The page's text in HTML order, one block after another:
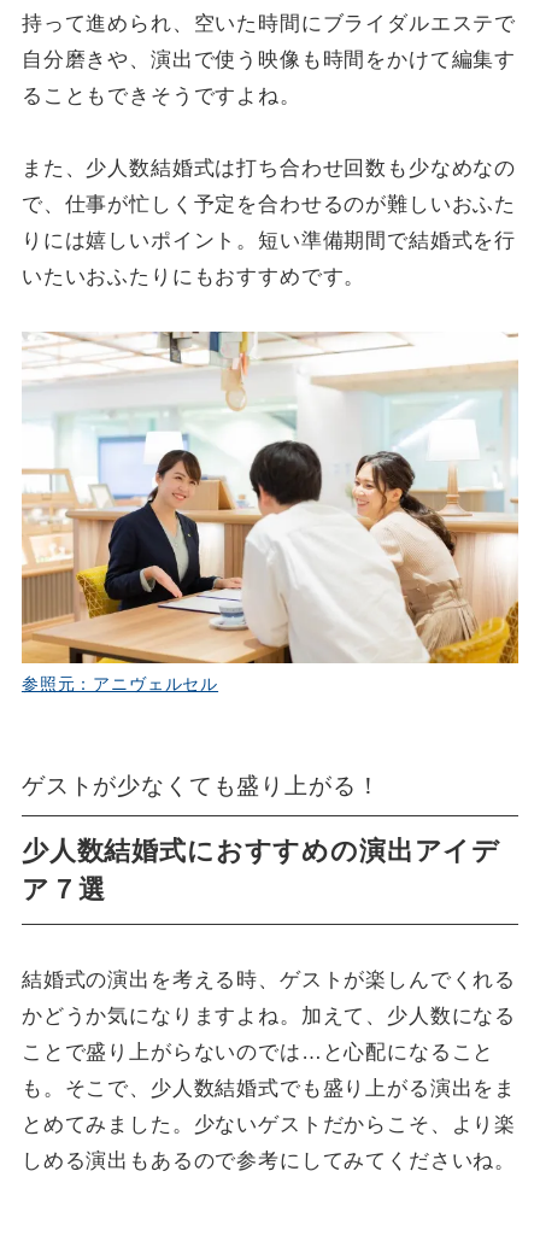
持って進められ、空いた時間にブライダルエステで
自分磨きや、演出で使う映像も時間をかけて編集す
ることもできそうですよね。
また、少人数結婚式は打ち合わせ回数も少なめなの
で、仕事が忙しく予定を合わせるのが難しいおふた
りには嬉しいポイント。短い準備期間で結婚式を行
いたいおふたりにもおすすめです。
参照元：アニヴェルセル
ゲストが少なくても盛り上がる！
少人数結婚式におすすめの演出アイデ
ア７選
結婚式の演出を考える時、ゲストが楽しんでくれる
かどうか気になりますよね。加えて、少人数になる
ことで盛り上がらないのでは…と心配になること
も。そこで、少人数結婚式でも盛り上がる演出をま
とめてみました。少ないゲストだからこそ、より楽
しめる演出もあるので参考にしてみてくださいね。